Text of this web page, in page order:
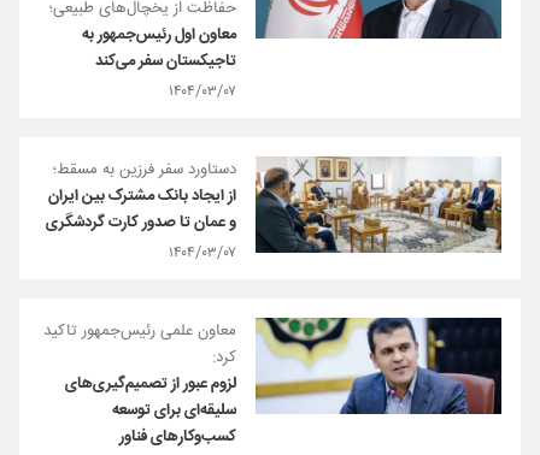
حفاظت از یخچال‌های طبیعی؛
معاون اول رئیس‌جمهور به
تاجیکستان سفر می‌کند
۱۴۰۴/۰۳/۰۷
دستاورد سفر فرزین به مسقط؛
از ایجاد بانک مشترک بین ایران
و عمان تا صدور کارت گردشگری
۱۴۰۴/۰۳/۰۷
معاون علمی رئیس‌جمهور تاکید
کرد:
لزوم عبور از تصمیم‌گیری‌های
سلیقه‌ای برای توسعه
کسب‌وکارهای فناور